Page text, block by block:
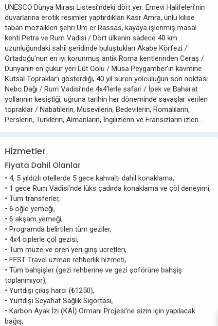
UNESCO Dünya Mirası Listesi’ndeki dört yer: Emevi Halifeleri’nin
duvarlarına erotik resimler yaptırdıkları Kasr Amra, ünlü kilise
taban mozaikleri şehri Um er Rassas, kayaya işlenmiş masal
kenti Petra ve Rum Vadisi / Dört ülkenin sadece 40 km
uzunluğundaki sahil şeridinde buluştukları Akabe Körfezi /
Ortadoğu’nun en iyi korunmuş antik Roma kentlerinden Ceraş /
Dünyanın en çukur yeri Lût Gölü / Musa Peygamber’in kavmine
Kutsal Topraklar’ı gösterdiği, 40 yıl süren yolculuğun son noktası
Nebo Dağı / Rum Vadisi’nde 4x4’lerle safari / İpek ve Baharat
yollarının kesiştiği, uğruna tarihin her döneminde savaşlar verilen
topraklar / Nabatilerin, Musevilerin, Bedevilerin, Romalıların,
Perslerin, Türklerin, Almanların, İngilizlerin ve Fransızların izleri...
Hizmetler
Fiyata Dahil Olanlar
• 4, 5 yıldızlı otellerde 5 gece kahvaltı dahil konaklama,
• 1 gece Rum Vadisi’nde lüks çadırda konaklama ve çöl deneyimi,
• Tüm transferler,
• 6 öğle yemeği,
• 6 akşam yemeği,
• Programda belirtilen tüm geziler,
• 4x4 ciplerle çöl gezisi,
• Tüm müze ve ören yeri giriş ücretleri,
• FEST Travel uzman rehberlik hizmeti,
• Tüm bahşişler (gezi rehberine ve gezi şoförüne bahşiş
toplanmıyor),
• Yurtdışı çıkış harcı (₺1250),
• Yurtdışı Seyahat Sağlık Sigortası,
• Karbon Ayak İzi (KAİ) Ormanı Projesi’ne sizin için yapılacak
bağış,